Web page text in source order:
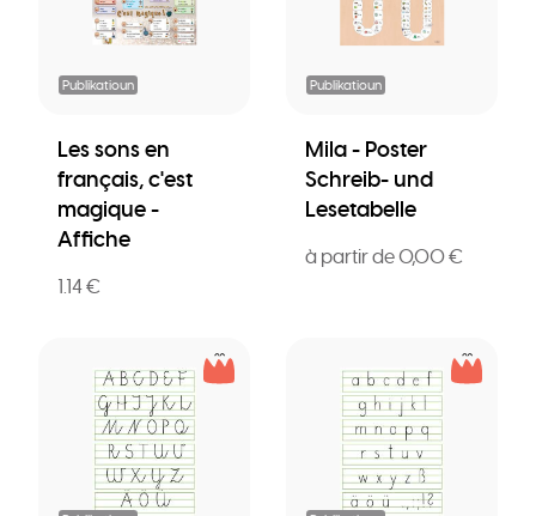
Publikatioun
Les sons en
français, c'est
magique -
Affiche
1.14 €
Publikatioun
Mila - Poster
Schreib- und
Lesetabelle
à partir de 0,00 €